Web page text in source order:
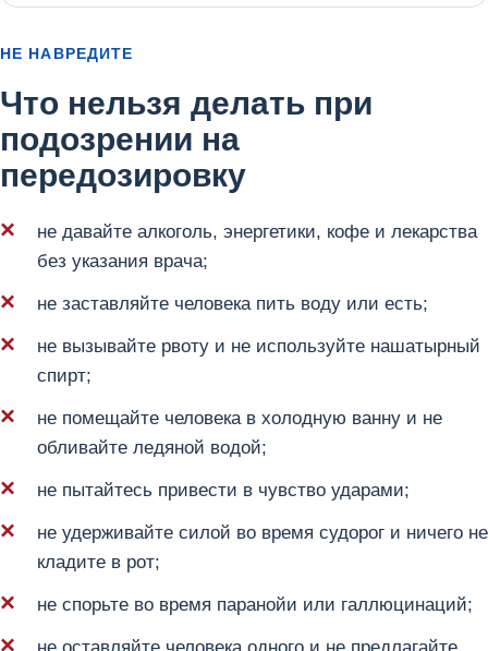
НЕ НАВРЕДИТЕ
Что нельзя делать при
подозрении на
передозировку
не давайте алкоголь, энергетики, кофе и лекарства
без указания врача;
не заставляйте человека пить воду или есть;
не вызывайте рвоту и не используйте нашатырный
спирт;
не помещайте человека в холодную ванну и не
обливайте ледяной водой;
не пытайтесь привести в чувство ударами;
не удерживайте силой во время судорог и ничего не
кладите в рот;
не спорьте во время паранойи или галлюцинаций;